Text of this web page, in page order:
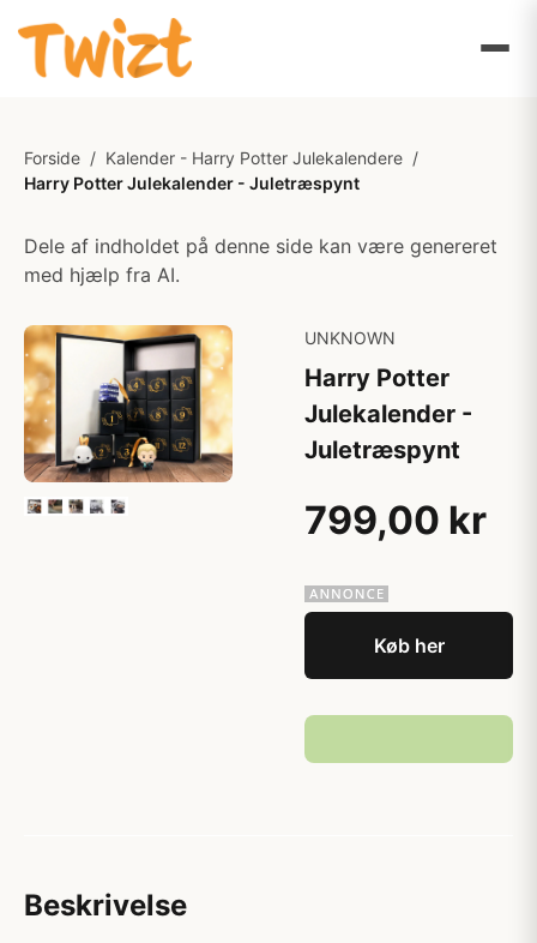
Forside / Kalender - Harry Potter Julekalendere /
Harry Potter Julekalender - Juletræspynt
Dele af indholdet på denne side kan være genereret
med hjælp fra AI.
UNKNOWN
Harry Potter
Julekalender -
Juletræspynt
799,00 kr
Køb her
Beskrivelse